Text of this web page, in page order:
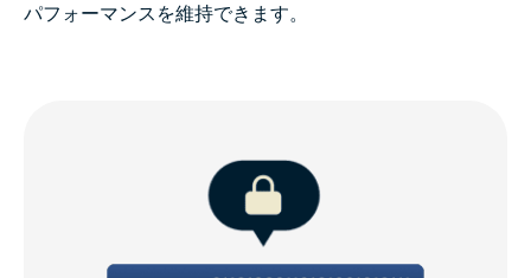
パフォーマンスを維持できます。